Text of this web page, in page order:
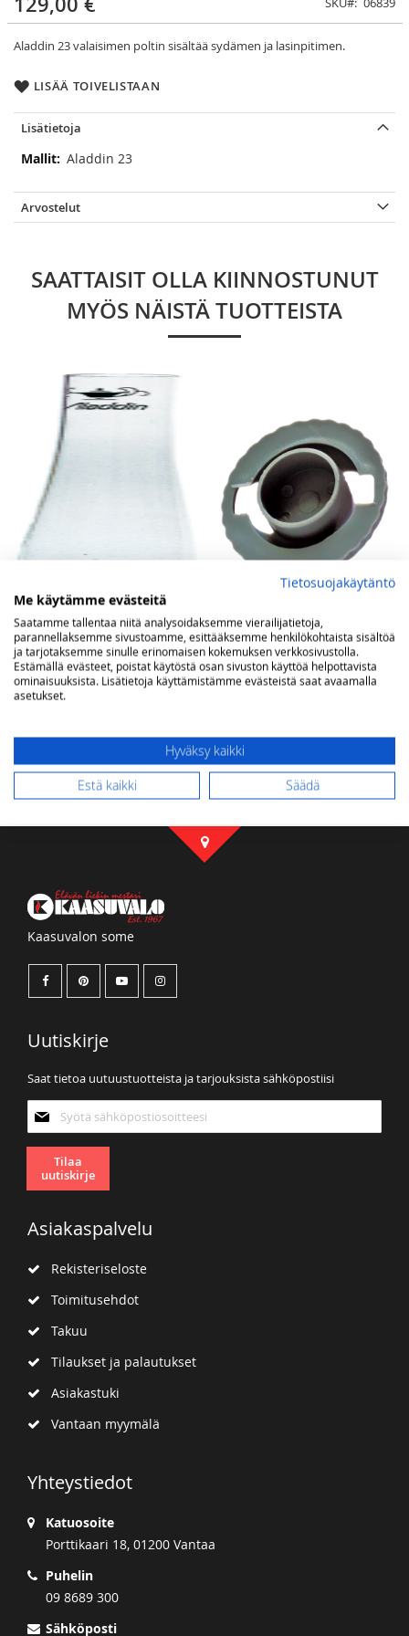
Aladdin 23 valaisimen poltin sisältää sydämen ja lasinpitimen.
LISÄÄ TOIVELISTAAN
Lisätietoja
LisätietojaAladdin 23
Arvostelut
SAATTAISIT OLLA KIINNOSTUNUT
MYÖS NÄISTÄ TUOTTEISTA
Lasi Aladdin no 23, Ø 65 x
320 mm
80,00 €
Aladdin sydämenpuhdistin
no 21 & no 23
10,00 €
Kaasuvalon some
Uutiskirje
Saat tietoa uutuustuotteista ja tarjouksista sähköpostiisi
uutiskirjeemme:
Tilaa
uutiskirje
Asiakaspalvelu
Rekisteriseloste
Toimitusehdot
Takuu
Tilaukset ja palautukset
Asiakastuki
Vantaan myymälä
Yhteystiedot
Katuosoite
Porttikaari 18, 01200 Vantaa
Puhelin
09 8689 300
Sähköposti
Tietosuojakäytäntö
Me käytämme evästeitä
Saatamme tallentaa niitä analysoidaksemme vierailijatietoja,
parannellaksemme sivustoamme, esittääksemme henkilökohtaista sisältöä
ja tarjotaksemme sinulle erinomaisen kokemuksen verkkosivustolla.
Estämällä evästeet, poistat käytöstä osan sivuston käyttöä helpottavista
ominaisuuksista. Lisätietoja käyttämistämme evästeistä saat avaamalla
asetukset.
Hyväksy kaikki
Estä kaikki Säädä